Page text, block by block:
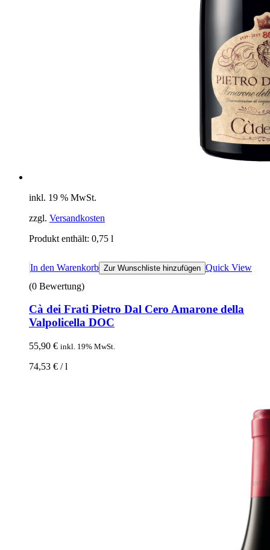
inkl. 19 % MwSt.
zzgl. Versandkosten
Produkt enthält: 0,75 l
In den Warenkorb Zur Wunschliste hinzufügen Quick View
(0 Bewertung)
Cà dei Frati Pietro Dal Cero Amarone della
Valpolicella DOC
55,90 € inkl. 19% MwSt.
74,53 € /l